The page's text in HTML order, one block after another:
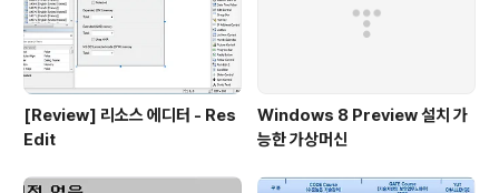
[Review] 리소스 에디터 - Res
Edit
Windows 8 Preview 설치 가
능한 가상머신